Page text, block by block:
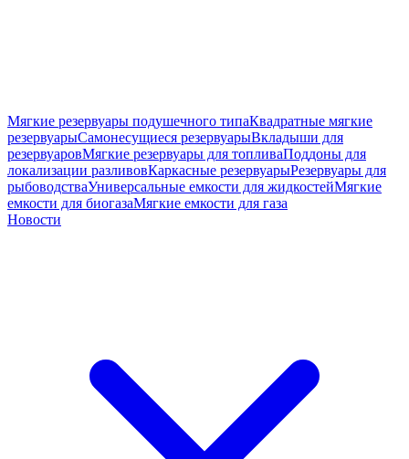
Мягкие резервуары подушечного типаКвадратные мягкие
резервуарыСамонесущиеся резервуарыВкладыши для
резервуаровМягкие резервуары для топливаПоддоны для
локализации разливовКаркасные резервуарыРезервуары для
рыбоводстваУниверсальные емкости для жидкостейМягкие
емкости для биогазаМягкие емкости для газа
Новости